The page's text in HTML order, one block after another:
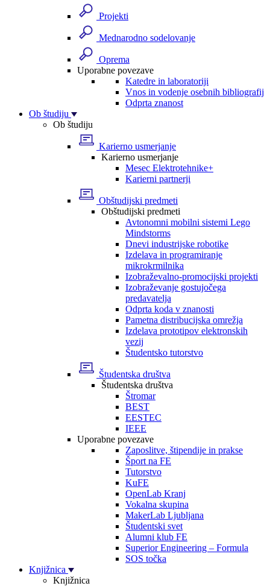
Projekti
Mednarodno sodelovanje
Oprema
Uporabne povezave
Katedre in laboratoriji
Vnos in vodenje osebnih bibliografij
Odprta znanost
Ob študiju
Ob študiju
Karierno usmerjanje
Karierno usmerjanje
Mesec Elektrotehnike+
Karierni partnerji
Obštudijski predmeti
Obštudijski predmeti
Avtonomni mobilni sistemi Lego
Mindstorms
Dnevi industrijske robotike
Izdelava in programiranje
mikrokrmilnika
Izobraževalno-promocijski projekti
Izobraževanje gostujočega
predavatelja
Odprta koda v znanosti
Pametna distribucijska omrežja
Izdelava prototipov elektronskih
vezij
Študentsko tutorstvo
Študentska društva
Študentska društva
Štromar
BEST
EESTEC
IEEE
Uporabne povezave
Zaposlitve, štipendije in prakse
Šport na FE
Tutorstvo
KuFE
OpenLab Kranj
Vokalna skupina
MakerLab Ljubljana
Študentski svet
Alumni klub FE
Superior Engineering – Formula
SOS točka
Knjižnica
Knjižnica